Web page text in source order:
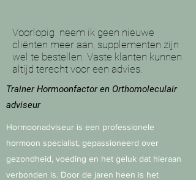
Voorlopig neem ik geen nieuwe
cliënten meer aan, supplementen zijn
wel te bestellen. Vaste klanten kunnen
altijd terecht voor een advies.
Trainer Hormoonfactor en Orthomoleculair
adviseur
Hormoonadviseur is een professionele
hormoon specialist, gepassioneerd over
gezondheid, voeding en het geluk dat hieraan
verbonden is. Door de jaren heen is het